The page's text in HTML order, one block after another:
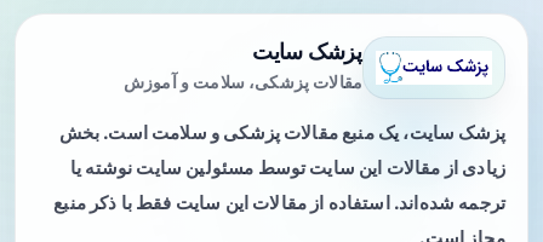
پزشک سایت
مقالات پزشکی، سلامت و آموزش
پزشک سایت، یک منبع مقالات پزشکی و سلامت است. بخش
زیادی از مقالات این سایت توسط مسئولین سایت نوشته یا
ترجمه شده‌اند. استفاده از مقالات این سایت فقط با ذکر منبع
مجاز است.